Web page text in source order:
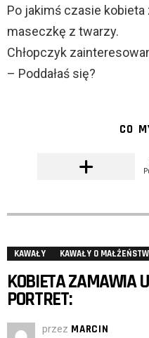
Po jakimś czasie
maseczkę z twarzy.
Chłopczyk
– Poddałaś się?
CO
KAWAŁY KAWAŁY O
KOBIETA ZAMAWIA
PORTRET:
przez MARCIN